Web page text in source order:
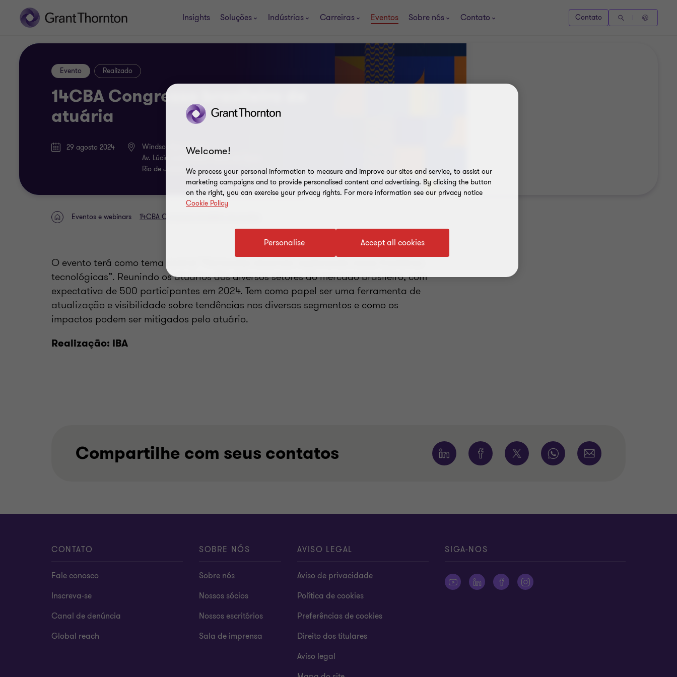
Insights Soluções Indústrias Carreiras Eventos Sobre nós Contato Contato
14CBA Congresso brasileiro de
atuária
Evento Realizado
29 agosto 2024
Windsor Barra Hotel
Av. Lúcio costa, 2630 - Barra da Tijuca
Rio de Janeiro
HOMEEventos e webinars 14CBA Congresso brasileiro de atuária
O evento terá como tema central “Horizontes atuariais: explorando novas fronteiras
tecnológicas”. Reunindo os atuários dos diversos setores do mercado brasileiro, com
expectativa de 500 participantes em 2024. Tem como papel ser uma ferramenta de
atualização e visibilidade sobre tendências nos diversos segmentos e como os
impactos podem ser mitigados pelo atuário.
Realização: IBA
Compartilhe com seus contatos
CONTATO
Fale conosco
Inscreva-se
Canal de denúncia
Global reach
SOBRE NÓS
Sobre nós
Nossos sócios
Nossos escritórios
Sala de imprensa
AVISO LEGAL
Aviso de privacidade
Política de cookies
Preferências de cookies
Direito dos titulares
Aviso legal
SIGA-NOS
Welcome!
We process your personal information to measure and improve our sites and service, to assist our
marketing campaigns and to provide personalised content and advertising. By clicking the button
on the right, you can exercise your privacy rights. For more information see our privacy notice
Cookie Policy
Accept all cookies
Personalise